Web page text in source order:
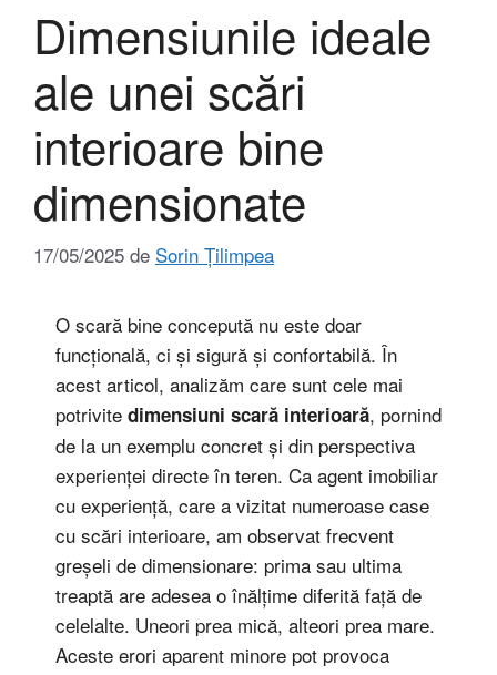
Dimensiunile ideale
ale unei scări
interioare bine
dimensionate
17/05/2025 de Sorin Țilimpea
O scară bine concepută nu este doar
funcțională, ci și sigură și confortabilă. În
acest articol, analizăm care sunt cele mai
potrivite dimensiuni scară interioară, pornind
de la un exemplu concret și din perspectiva
experienței directe în teren. Ca agent imobiliar
cu experiență, care a vizitat numeroase case
cu scări interioare, am observat frecvent
greșeli de dimensionare: prima sau ultima
treaptă are adesea o înălțime diferită față de
celelalte. Uneori prea mică, alteori prea mare.
Aceste erori aparent minore pot provoca